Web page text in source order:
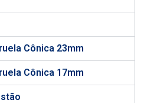
Cônica 23mm
Cônica 17mm